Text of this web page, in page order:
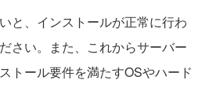
と、インストールが正常に行わ
さい。また、これからサーバー
トール要件を満たすOSやハード